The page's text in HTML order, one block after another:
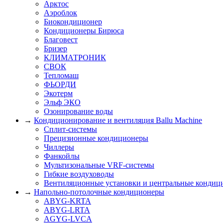
Арктос
Аэроблок
Биокондиционер
Кондиционеры Бирюса
Благовест
Бризер
КЛИМАТРОНИК
СВОК
Тепломаш
ФЬОРДИ
Экотерм
Эльф ЭКО
Озонирование воды
→ Кондиционирование и вентиляция Ballu Machine
Сплит-системы
Прецизионные кондиционеры
Чиллеры
Фанкойлы
Мультизональные VRF-системы
Гибкие воздуховоды
Вентиляционные установки и центральные
→ Напольно-потолочные кондиционеры
ABYG-KRTA
ABYG-LRTA
AGYG-LVCA